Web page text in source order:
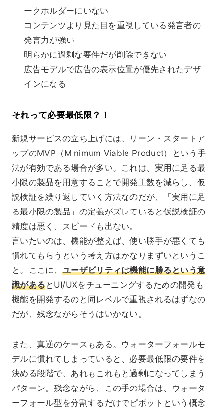
ークホルダーにいない
コンテンツより見た目を重視している発言者の
発言力が強い
明らかに過剰な要件だが削除できない
広告モデルで広告の表示位置が優先されたデザ
インになる
それって必要最低限？！
新規サービスの立ち上げには、リーン・スタートア
ップのMVP（Minimum Viable Product）という手
法が有効である場合が多い。これは、実用に足る最
小限の製品を用意することで開発工数を減らし、仮
説検証を繰り返していく方法なのだが、「実用に足
る最小限の製品」の定義がズレていると仮説検証の
精度は悪く、スピードも出ない。
言いたいのは、機能が整えば、使い勝手が悪くても
慣れてもらうという考え方はかなりまずいというこ
と。ここに、 ユーザビリティは機能に勝るという意
識があるとUI/UXをチューニングするための開発も
機能を開発するのと同レベルで重視されるはずなの
だが、残念ながらそうはいかない。
また、真逆のケースもある。ウォーターフォールモ
デルに慣れてしまっていると、必要最低限の要件を
決める段階で、あれもこれもと過剰になってしまう
パターン。残念ながら、この手の場合は、ウォータ
ーフォール型を分割するだけでピボットという概念